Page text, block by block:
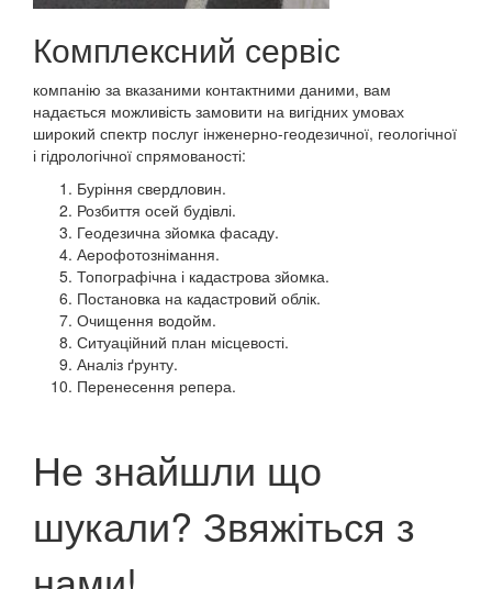
Комплексний сервіс
компанію за вказаними контактними даними, вам
надається можливість замовити на вигідних умовах
широкий спектр послуг інженерно-геодезичної, геологічної
і гідрологічної спрямованості:
Буріння свердловин.
Розбиття осей будівлі.
Геодезична зйомка фасаду.
Аерофотознімання.
Топографічна і кадастрова зйомка.
Постановка на кадастровий облік.
Очищення водойм.
Ситуаційний план місцевості.
Аналіз ґрунту.
Перенесення репера.
Не знайшли що
шукали? Звяжіться з